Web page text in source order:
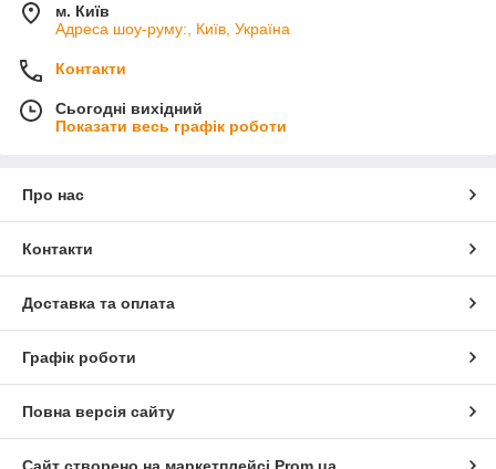
м. Київ
Адреса шоу-руму:, Київ, Україна
Контакти
Сьогодні вихідний
Показати весь графік роботи
Про нас
Контакти
Доставка та оплата
Графік роботи
Повна версія сайту